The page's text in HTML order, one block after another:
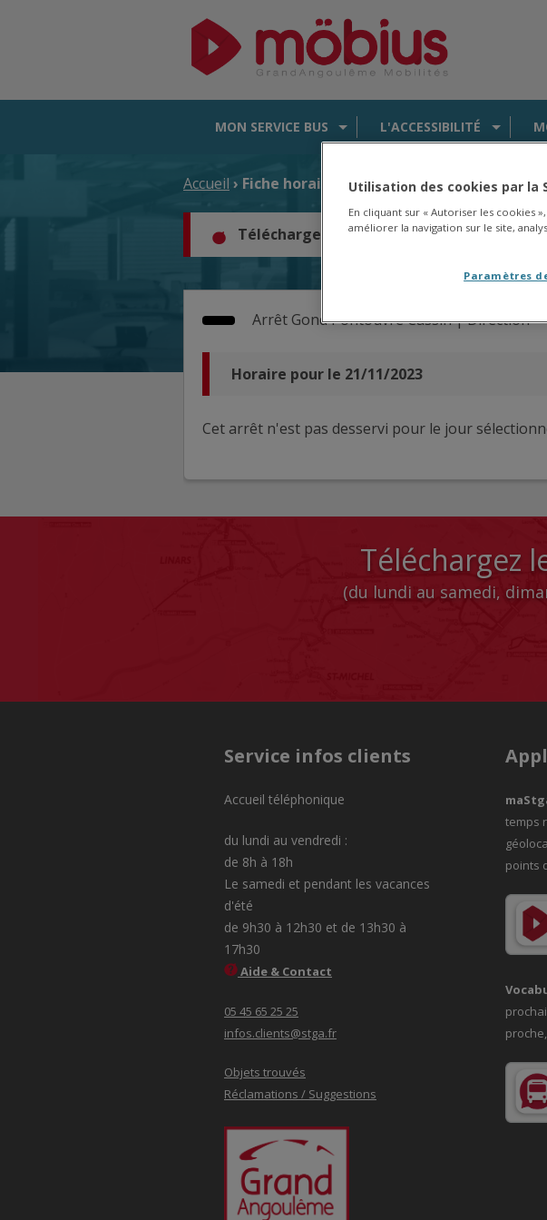
MON SERVICE BUS L'ACCESSIBILITÉ
Accueil › Fiche horaire d'arrêt
Téléchargez les horaires de la saison
Arrêt Gond Pontouvre Cassin |Direction
Horaire pour le 21/11/2023
Cet arrêt n'est pas desservi pour le jour
Téléchargez
(du lundi au samedi,
Service infos clients
Accueil téléphonique
du lundi au vendredi :
de 8h à 18h
Le samedi et pendant les vacances
d'été
de 9h30 à 12h30 et de 13h30 à
17h30
Aide & Contact
05 45 65 25 25
infos.clients@stga.fr
Objets trouvés
Réclamations / Suggestions
temps
points
Utilisation des cookies par la
En cliquant sur « Autoriser les cookies
améliorer la navigation sur le site,
Paramètres